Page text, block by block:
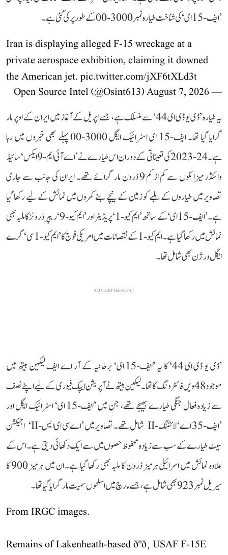
’ایف-15 ای‘ کی شناخت طیارہ نمبر3000-00 کے طور پر کی گئی ہے۔
Iran is displaying alleged F-15 wreckage at a
private aerospace exhibition, claiming it downed
the American jet. pic.twitter.com/jXF6tXLd3t
— Open Source Intel (@Osint613)
August 7, 2026
یہ طیارہ ’ڈی یو ڈی ای 44‘ سے منسلک ہے، جسے اپریل کے آغاز میں ایران کے اوپر مار
گرایا گیا تھا۔ ایف-15 ای اسٹرائیک ایگل 3000-00 پہلے بھی خبروں میں رہا
ہے۔ 24-2023 کی تعیناتی کے دوران اس طیارے نے ’اے آئی ایم-9 ایکس‘ سائیڈ
وائنڈر میزائلوں سے کم از کم 9 ڈرون مار گرائے تھے۔ ایران کی جانب سے جاری
تصاویر میں طیاروں کے ملبے کو زمین کے نیچے بنے کمروں میں نمائش کے لیے رکھا گیا
ہے۔ ’ایف-15 ای‘ کے ساتھ ’ایم کیو-1‘ پریڈیٹر اور ’ایم کیو-9‘ ریپر ڈرونز کا ملبہ بھی
نمائش میں رکھا گیا ہے۔ ایم کیو-1 کے نقصانات میں امریکی فوج کا ’ایم کیو-1 سی‘ گرے
ایگل ورژن بھی شامل تھا۔
ADVERTISEMENT
’ڈی یو ڈی ای 44‘ کا یہ ’ایف-15 ای‘ برطانیہ کے آر اے ایف لیکین ہیتھ میں
موجود 48ویں فائٹر ونگ کا تھا۔ لیکین ہیتھ نے آپریشن ایپک فیوری کے لیے اپنے نصف
سے زیادہ فعال جنگی طیارے بھیجے تھے، جن میں ’ایف-15 ای‘ اسٹرائیک ایگل اور
’ایف-35 اے‘ لائٹننگ-II شامل تھے۔ تصاویر میں ’اے سی ای ایس-II‘ اجیکشن
سیٹ طیارے کے سب سے زیادہ محفوظ حصوں میں سے ایک دکھائی دیتی ہے۔ اس کے
علاوہ نمائش میں اسرائیلی ہرمیز ڈرون کا ملبہ بھی رکھا گیا ہے۔ ان میں ہرمیز 900 کا
سیریل نمبر 923 بھی شامل ہے، جسے مارچ میں اسلحوں سمیت مار گرایا گیا تھا۔
From IRGC images.
Remains of Lakenheath-based ðºð¸ USAF F-15E